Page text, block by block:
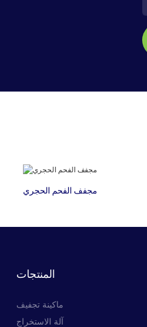
مجفف الفحم الحجري
المنتجات
ماكينة تجفيف
آلة الاستخراج